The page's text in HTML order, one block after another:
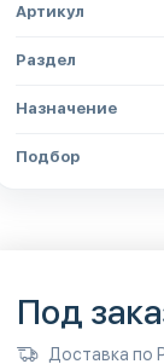
Артикул
Раздел
Назначение
Подбор
Под
Доставка по